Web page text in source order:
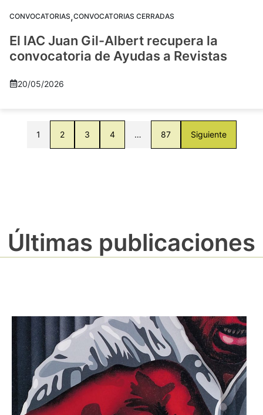
CONVOCATORIAS,CONVOCATORIAS CERRADAS
El IAC Juan Gil-Albert recupera la
convocatoria de Ayudas a Revistas
20/05/2026
1 2 3 4 … 87 Siguiente
Últimas publicaciones